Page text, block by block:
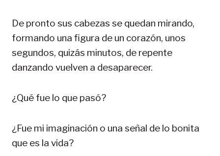
De pronto sus cabezas se quedan mirando,
formando una figura de un corazón, unos
segundos, quizás minutos, de repente
danzando vuelven a desaparecer.
¿Qué fue lo que pasó?
¿Fue mi imaginación o una señal de lo bonita
que es la vida?